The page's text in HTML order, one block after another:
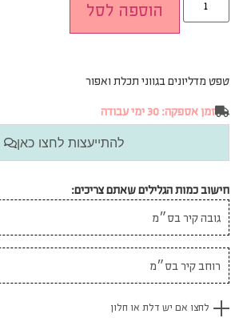
הוספה לסל
טפט מדליונים בגווני תכלת ואפור
זמן אספקה: 30 ימי עבודה
להתייעצות לחצו כאן
חישוב כמות הגלילים שאתם צריכים:
לחצו אם יש דלת או חלון